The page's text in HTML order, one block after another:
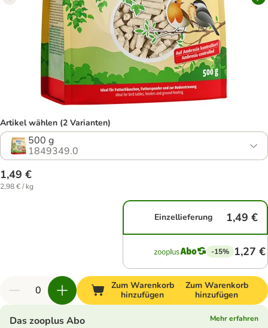
Artikel wählen (2 Varianten)
500 g
1849349.0
1,49 €
2,98 € / kg
Einzellieferung 1,49 €
-15% 1,27 €
Zum Warenkorb
hinzufügen
Zum Warenkorb
hinzufügen
Das zooplus Abo
Mehr erfahren